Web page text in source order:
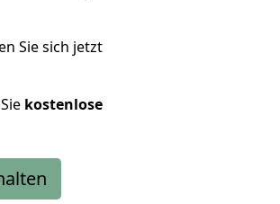
Sie sich jetzt
kostenlose